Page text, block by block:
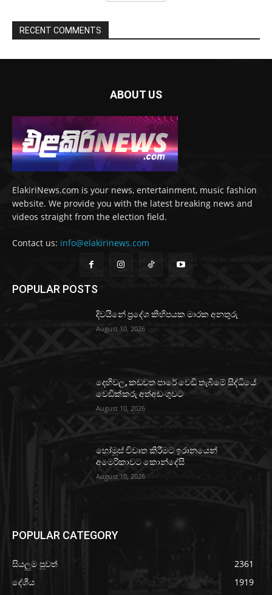
RECENT COMMENTS
ABOUT US
ElakiriNews.com is your news, entertainment, music fashion
website. We provide you with the latest breaking news and
videos straight from the election field.
Contact us: info@elakirinews.com
POPULAR POSTS
දිවයිනේ ප්‍රදේශ කිහිපයක මාරක අනතුරු
August 10, 2026
දෙහිවල, කඩවත පාරේ වෙඩි තැබීමේ සිද්ධියේ
වෙඩික්කරු අත්අඩංගුවට
August 10, 2026
හෝමූස් විවෘත කිරීමට ඉරානයෙන්
අමෙරිකාවට කොන්දේසි
August 10, 2026
POPULAR CATEGORY
සියලුම පුවත්
2361
දේශීය
1919